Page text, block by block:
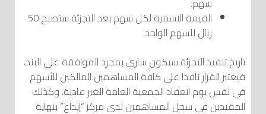
القيمة الاسمية لكل سهم بعد التجزئة ستصبح 50
ريال للسهم الواحد.
تاريخ تنفيذ التجزئة سيكون ساري بمجرد الموافقة على البند،
فيعتبر القرار نافذا على كافة المساهمين المالكين للأسهم
في نفس يوم انعقاد الجمعية العامة الغير عادية، وكذلك
المقيدين في سجل المساهمين لدى مركز “إيداع” بنهاية